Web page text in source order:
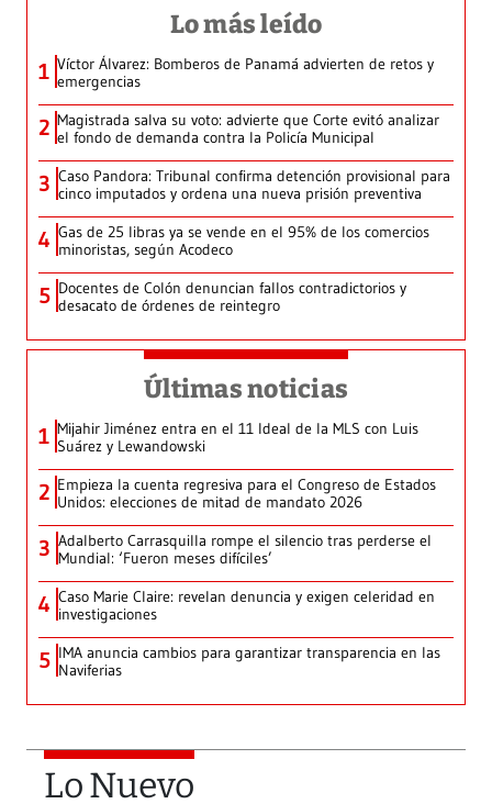
Lo más leído
1 Víctor Álvarez: Bomberos de Panamá advierten de retos y
emergencias
2 Magistrada salva su voto: advierte que Corte evitó analizar
el fondo de demanda contra la Policía Municipal
3 Caso Pandora: Tribunal confirma detención provisional para
cinco imputados y ordena una nueva prisión preventiva
4 Gas de 25 libras ya se vende en el 95% de los comercios
minoristas, según Acodeco
5 Docentes de Colón denuncian fallos contradictorios y
desacato de órdenes de reintegro
Últimas noticias
1 Mijahir Jiménez entra en el 11 Ideal de la MLS con Luis
Suárez y Lewandowski
2 Empieza la cuenta regresiva para el Congreso de Estados
Unidos: elecciones de mitad de mandato 2026
3 Adalberto Carrasquilla rompe el silencio tras perderse el
Mundial: ‘Fueron meses difíciles’
4 Caso Marie Claire: revelan denuncia y exigen celeridad en
investigaciones
5 IMA anuncia cambios para garantizar transparencia en las
Naviferias
Lo Nuevo